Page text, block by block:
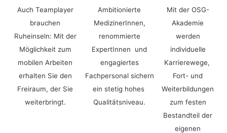
Auch Teamplayer
brauchen
Ruheinseln: Mit der
Möglichkeit zum
mobilen Arbeiten
erhalten Sie den
Freiraum, der Sie
weiterbringt.
Ambitionierte
MedizinerInnen,
renommierte
ExpertInnen und
engagiertes
Fachpersonal sichern
ein stetig hohes
Qualitätsniveau.
Mit der OSG-
Akademie
werden
individuelle
Karrierewege,
Fort- und
Weiterbildungen
zum festen
Bestandteil der
eigenen